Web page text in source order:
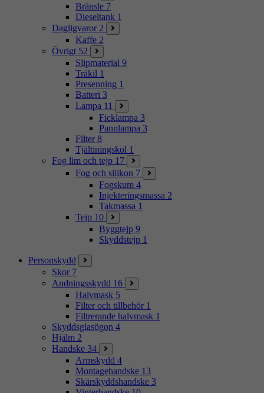
Bränsle 7
Dieseltank 1
Dagligvaror 2
Kaffe 2
Övrigt 52
Slipmaterial 9
Träkil 1
Presenning 1
Batteri 3
Lampa 11
Ficklampa 3
Pannlampa 3
Filter 8
Tjältiningskol 1
Fog lim och tejp 17
Fog och silikon 7
Fogskum 4
Injekteringsmassa 2
Takmassa 1
Tejp 10
Byggtejp 9
Skyddstejp 1
Personskydd
Skor 7
Andningsskydd 16
Halvmask 5
Filter och tillbehör 1
Filtrerande halvmask 1
Skyddsglasögon 4
Hjälm 2
Handske 34
Armskydd 4
Montagehandske 13
Skärskyddshandske 3